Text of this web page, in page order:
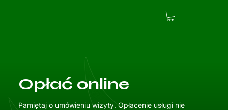
Opłać online
Pamiętaj o umówieniu wizyty. Opłacenie usługi nie